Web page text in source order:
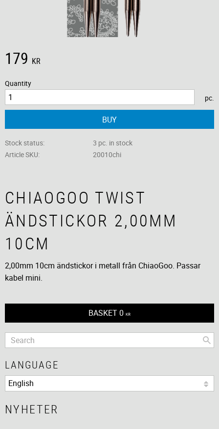
179 KR
Quantity
pc.
BUY
Stock status
3 pc. in stock
Article SKU
20010chi
CHIAOGOO TWIST
ÄNDSTICKOR 2,00MM
10CM
2,00mm 10cm ändstickor i metall från ChiaoGoo. Passar
kabel mini.
BASKET 0 KR
LANGUAGE
NYHETER